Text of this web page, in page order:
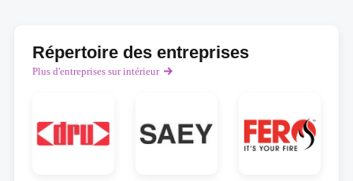
Répertoire des entreprises
Plus d'entreprises sur intérieur